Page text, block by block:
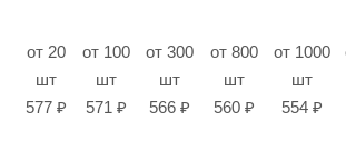
от 20
шт
577 ₽
от 100
шт
571 ₽
от 300
шт
566 ₽
от 800
шт
560 ₽
от 1000
шт
554 ₽